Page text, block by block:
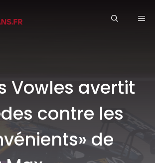
Vowles avertit
contre les
de